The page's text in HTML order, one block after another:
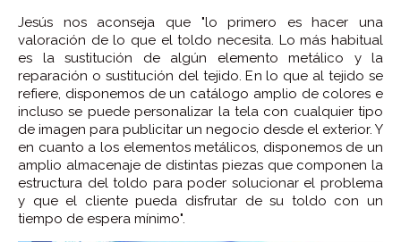
Jesús nos aconseja que "lo primero es hacer una
valoración de lo que el toldo necesita. Lo más habitual
es la sustitución de algún elemento metálico y la
reparación o sustitución del tejido. En lo que al tejido se
refiere, disponemos de un catálogo amplio de colores e
incluso se puede personalizar la tela con cualquier tipo
de imagen para publicitar un negocio desde el exterior. Y
en cuanto a los elementos metálicos, disponemos de un
amplio almacenaje de distintas piezas que componen la
estructura del toldo para poder solucionar el problema
y que el cliente pueda disfrutar de su toldo con un
tiempo de espera mínimo".